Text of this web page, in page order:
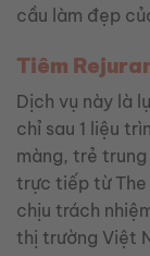
cầu làm đẹp
Tiêm
Dịch vụ này là
chỉ sau 1 liệu
màng, trẻ
trực tiếp từ The
chịu trách
thị trường Việt